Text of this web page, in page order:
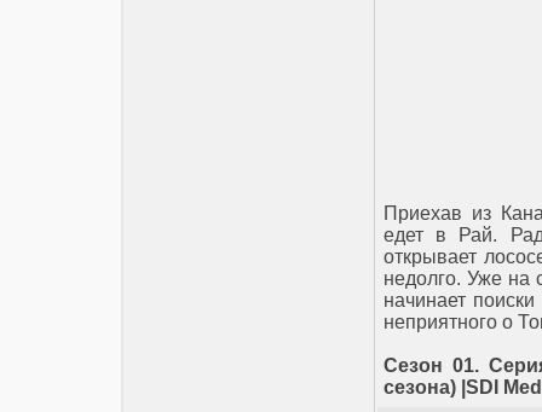
Приехав из
едет в Рай.
открывает
недолго. Уже на
начинает
неприятного о
Сезон 01.
сезона) |SDI